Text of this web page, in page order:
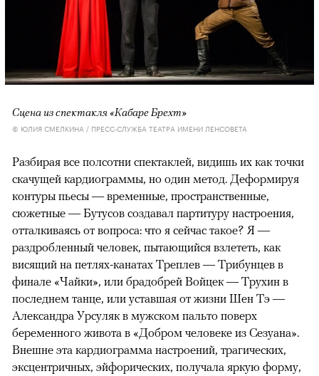
Сцена из спектакля «Кабаре Брехт»
© ЮЛИЯ СМЕЛКИНА / ПРЕСС-СЛУЖБА ТЕАТРА ИМЕНИ ЛЕНСОВЕТА
Разбирая все полсотни спектаклей, видишь их как точки
скачущей кардиограммы, но один метод. Деформируя
контуры пьесы — временные, пространственные,
сюжетные — Бутусов создавал партитуру настроения,
отталкиваясь от вопроса: что я сейчас такое? Я —
раздробленный человек, пытающийся взлететь, как
висящий на петлях-канатах Треплев — Трибунцев в
финале «Чайки», или брадобрей Войцек — Трухин в
последнем танце, или уставшая от жизни Шен Тэ —
Александра Урсуляк в мужском пальто поверх
беременного живота в «Добром человеке из Сезуана».
Внешне эта кардиограмма настроений, трагических,
эксцентричных, эйфорических, получала яркую форму,